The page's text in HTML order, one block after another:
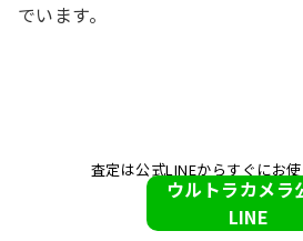
でいます。
査定は公式LINEからすぐにお
ウルトラカメラ
LINE